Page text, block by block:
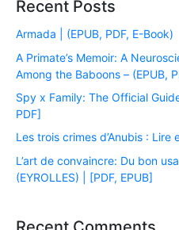
Recent Posts
Armada | (EPUB, PDF, E-Book)
A Primate’s Memoir: A
Among the Baboons – (EPUB,
Spy x Family: The Official
PDF]
Les trois crimes d’Anubis : Lire
L’art de convaincre: Du bon
(EYROLLES) | [PDF, EPUB]